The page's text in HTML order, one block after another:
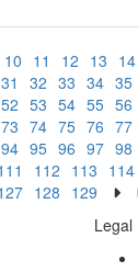
10 11 12 13 14
31 32 33 34 35
52 53 54 55 56
73 74 75 76 77
94 95 96 97 98
112 113 114
128 129
Legal